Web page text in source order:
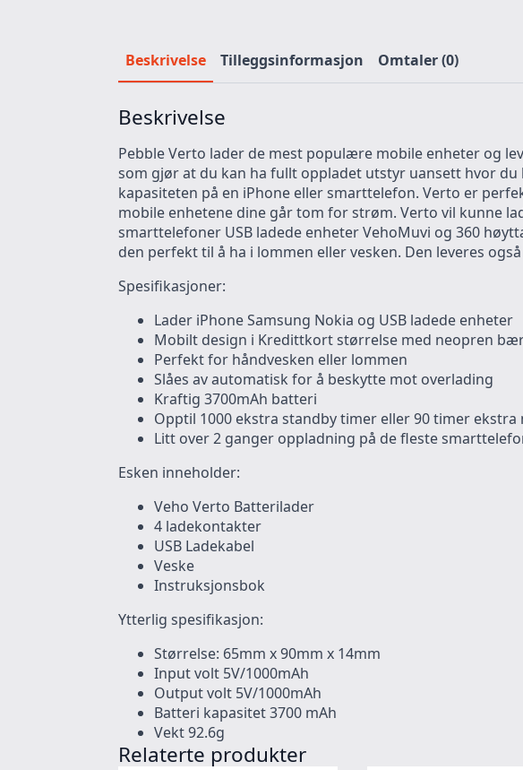
Beskrivelse Tilleggsinformasjon Omtaler (0)
Beskrivelse
Pebble Verto lader de mest populære mobile enheter og
som gjør at du kan ha fullt oppladet utstyr uansett hvor
kapasiteten på en iPhone eller smarttelefon. Verto er
mobile enhetene dine går tom for strøm. Verto vil kunne
smarttelefoner USB ladede enheter VehoMuvi og 360
den perfekt til å ha i lommen eller vesken. Den leveres
Spesifikasjoner:
Lader iPhone Samsung Nokia og USB ladede enheter
Mobilt design i Kredittkort størrelse med neopren
Perfekt for håndvesken eller lommen
Slåes av automatisk for å beskytte mot overlading
Kraftig 3700mAh batteri
Opptil 1000 ekstra standby timer eller 90 timer ekstra
Litt over 2 ganger oppladning på de fleste
Esken inneholder:
Veho Verto Batterilader
4 ladekontakter
USB Ladekabel
Veske
Instruksjonsbok
Ytterlig spesifikasjon:
Størrelse: 65mm x 90mm x 14mm
Input volt 5V/1000mAh
Output volt 5V/1000mAh
Batteri kapasitet 3700 mAh
Vekt 92.6g
Relaterte produkter